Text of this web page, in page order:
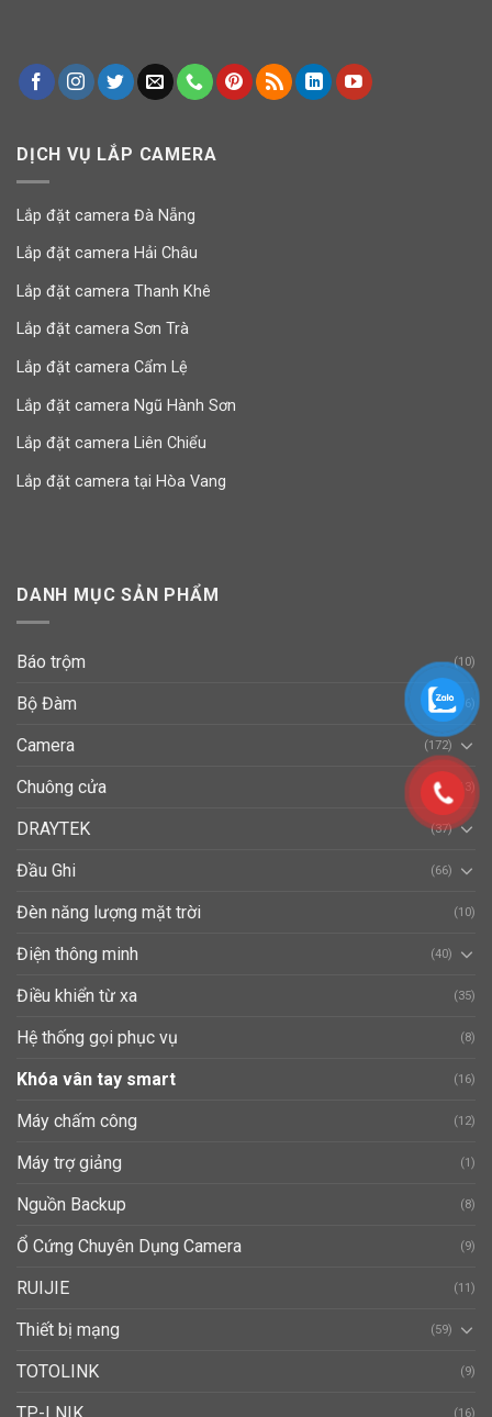
DỊCH VỤ LẮP CAMERA
Lắp đặt camera Đà Nẵng
Lắp đặt camera Hải Châu
Lắp đặt camera Thanh Khê
Lắp đặt camera Sơn Trà
Lắp đặt camera Cẩm Lệ
Lắp đặt camera Ngũ Hành Sơn
Lắp đặt camera Liên Chiểu
Lắp đặt camera tại Hòa Vang
DANH MỤC SẢN PHẨM
Báo trộm (10)
Bộ Đàm (16)
Camera (172)
Chuông cửa (13)
DRAYTEK (37)
Đầu Ghi (66)
Đèn năng lượng mặt trời (10)
Điện thông minh (40)
Điều khiển từ xa (35)
Hệ thống gọi phục vụ (8)
Khóa vân tay smart (16)
Máy chấm công (12)
Máy trợ giảng (1)
Nguồn Backup (8)
Ổ Cứng Chuyên Dụng Camera (9)
RUIJIE (11)
Thiết bị mạng (59)
TOTOLINK (9)
(16)